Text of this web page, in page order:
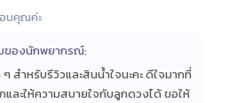
บคุณค่ะ
ของนักพยากรณ์:
สำหรับรีวิวและสินน้ำใจนะคะ ดีใจมากที่
ละให้ความสบายใจกับลูกดวงได้ ขอให้